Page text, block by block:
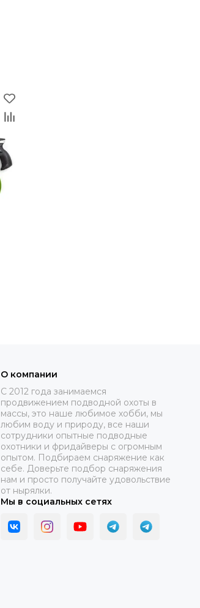
О компании
C 2012 года занимаемся
продвижением подводной охоты в
массы, это наше любимое хобби, мы
любим воду и природу, все наши
сотрудники опытные подводные
охотники и фридайверы с огромным
опытом. Подбираем снаряжение как
себе. Доверьте подбор снаряжения
нам и просто получайте удовольствие
от нырялки.
Мы в социальных сетях